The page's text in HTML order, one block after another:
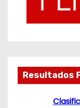
Resultados